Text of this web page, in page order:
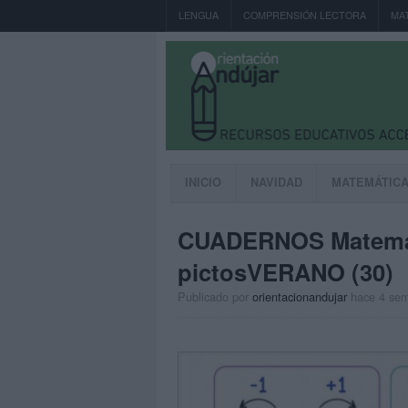
LENGUA COMPRENSIÓN LECTORA
INICIO NAVIDAD
CUADERNOS
pictosVERANO (30)
Publicado por orientacionandujar hace 4